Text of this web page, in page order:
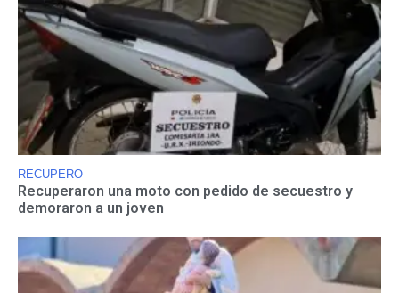
RECUPERO
Recuperaron una moto con pedido de secuestro y
demoraron a un joven